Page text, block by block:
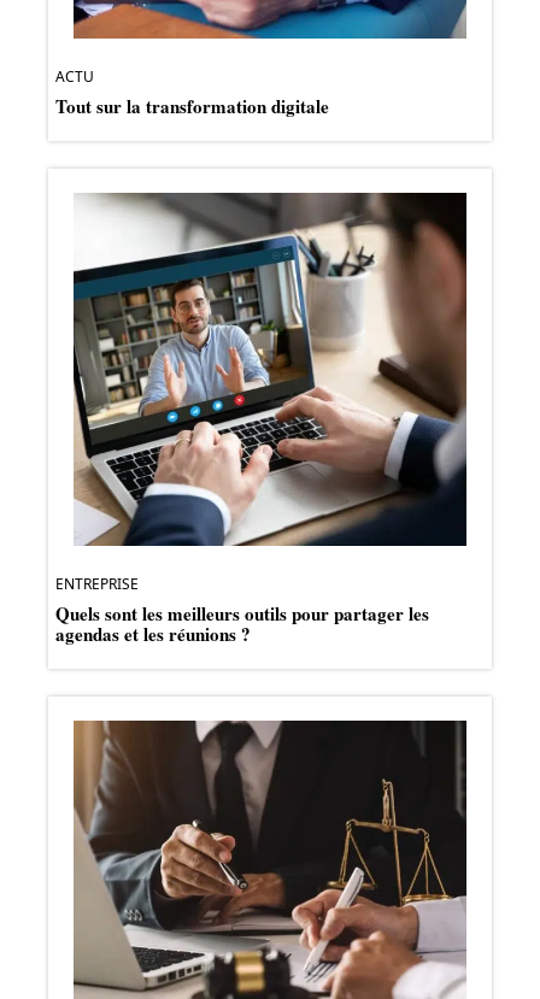
ACTU
Tout sur la transformation digitale
ENTREPRISE
Quels sont les meilleurs outils pour partager les
agendas et les réunions ?